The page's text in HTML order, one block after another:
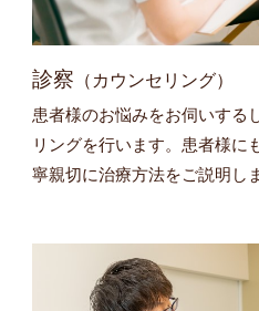
診察 （カウンセリング）
患者様のお悩みをお伺いする
リングを行います。患者様に
寧親切に治療方法をご説明し